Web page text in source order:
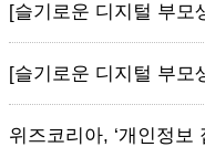
[슬기로운 디지털 부모
[슬기로운 디지털 부모
위즈코리아, ‘개인정보